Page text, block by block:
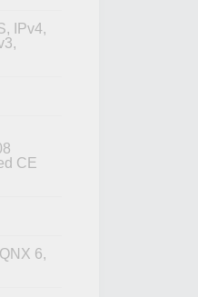
IPv4,
CE
6,